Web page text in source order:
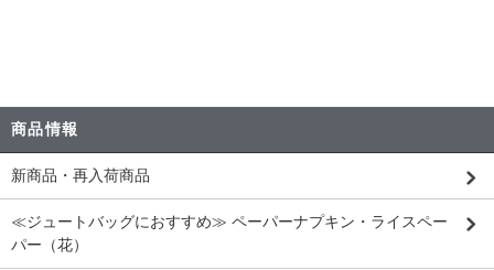
商品情報
新商品・再入荷商品
≪ジュートバッグにおすすめ≫ ペーパーナプキン・ライスペー
パー（花）